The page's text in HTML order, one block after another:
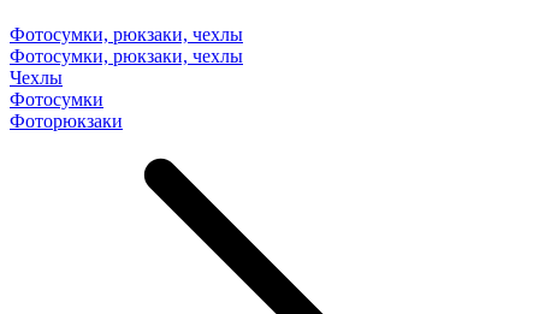
Фотосумки, рюкзаки, чехлы
Фотосумки, рюкзаки, чехлы
Чехлы
Фотосумки
Фоторюкзаки